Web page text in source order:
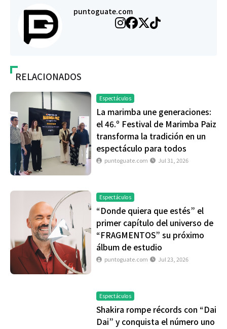
puntoguate.com
RELACIONADOS
Espectáculos
La marimba une generaciones:
el 46.º Festival de Marimba Paiz
transforma la tradición en un
espectáculo para todos
puntoguate.com Jul 31, 2026
Espectáculos
“Donde quiera que estés” el
primer capítulo del universo de
“FRAGMENTOS” su próximo
álbum de estudio
puntoguate.com Jul 23, 2026
Espectáculos
Shakira rompe récords con “Dai
Dai” y conquista el número uno